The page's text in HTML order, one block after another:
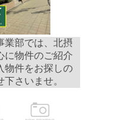
業部では、北摂
に物件のご紹介
物件をお探しの
さいませ。